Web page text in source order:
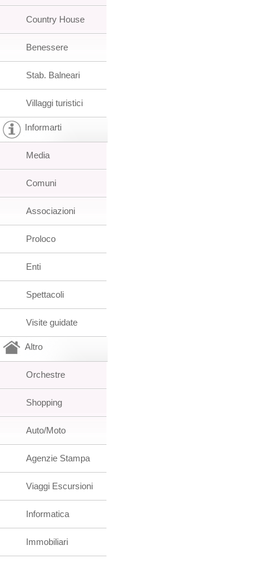
Country House
Benessere
Stab. Balneari
Villaggi turistici
Informarti
Media
Comuni
Associazioni
Proloco
Enti
Spettacoli
Visite guidate
Altro
Orchestre
Shopping
Auto/Moto
Agenzie Stampa
Viaggi Escursioni
Informatica
Immobiliari